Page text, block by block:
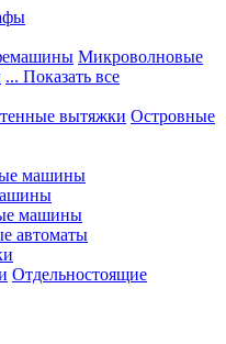
Микроволновые
... Показать все
вытяжки Островные
машины
машины
автоматы
Отдельностоящие